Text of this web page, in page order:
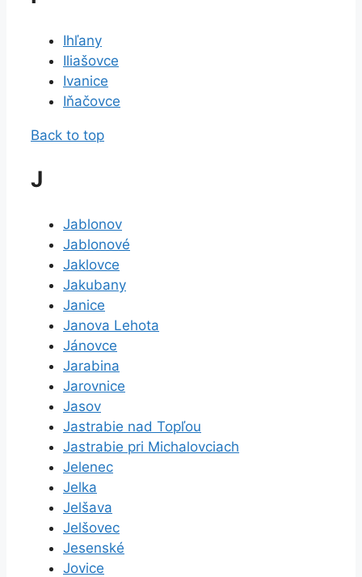
Ihľany
Iliašovce
Ivanice
Iňačovce
Back to top
J
Jablonov
Jablonové
Jaklovce
Jakubany
Janice
Janova Lehota
Jánovce
Jarabina
Jarovnice
Jasov
Jastrabie nad Topľou
Jastrabie pri Michalovciach
Jelenec
Jelka
Jelšava
Jelšovec
Jesenské
Jovice